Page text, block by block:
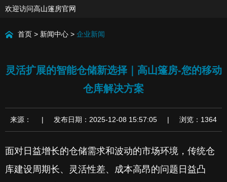
欢迎访问高山篷房官网
首页 > 新闻中心 > 企业新闻
灵活扩展的智能仓储新选择｜高山篷房-您的移动
仓库解决方案
来源： | 发布日期：2025-12-08 15:57:05 | 浏览：1364
面对日益增长的仓储需求和波动的市场环境，传统仓
库建设周期长、灵活性差、成本高昂的问题日益凸